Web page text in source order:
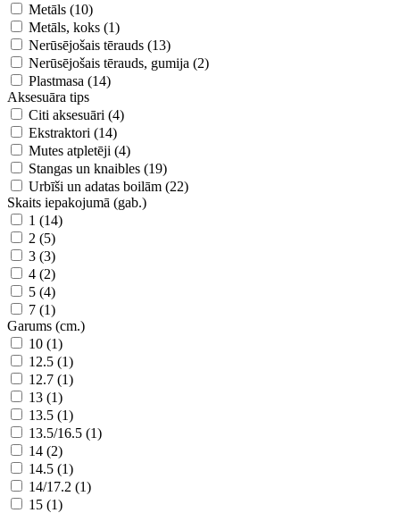
Metāls (10)
Metāls, koks (1)
Nerūsējošais tērauds (13)
Nerūsējošais tērauds, gumija (2)
Plastmasa (14)
Aksesuāra tips
Citi aksesuāri (4)
Ekstraktori (14)
Mutes atpletēji (4)
Stangas un knaibles (19)
Urbīši un adatas boilām (22)
Skaits iepakojumā (gab.)
1 (14)
2 (5)
3 (3)
4 (2)
5 (4)
7 (1)
Garums (cm.)
10 (1)
12.5 (1)
12.7 (1)
13 (1)
13.5 (1)
13.5/16.5 (1)
14 (2)
14.5 (1)
14/17.2 (1)
15 (1)